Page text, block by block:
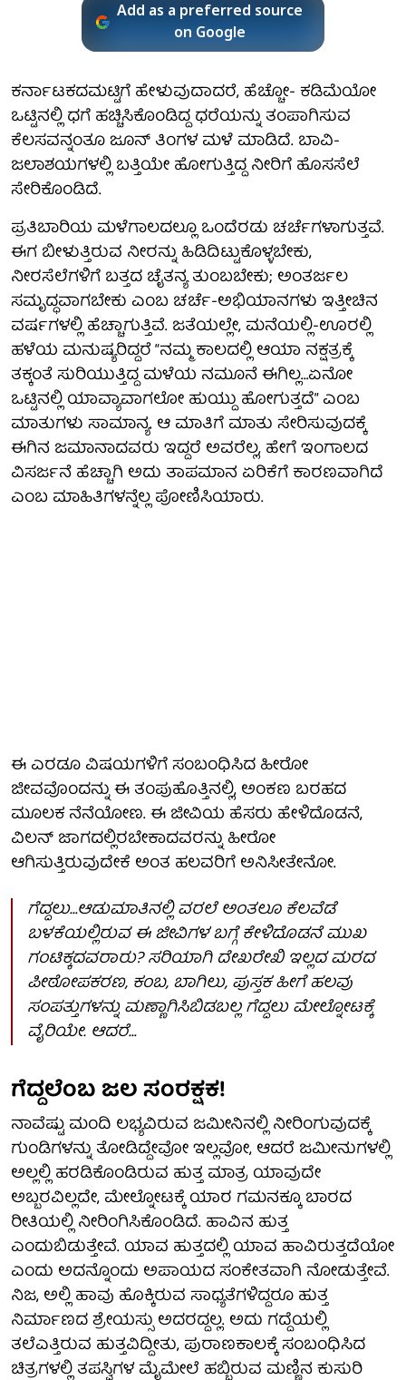
Add as a preferred source
on Google
ಕರ್ನಾಟಕದಮಟ್ಟಿಗೆ ಹೇಳುವುದಾದರೆ, ಹೆಚ್ಚೋ- ಕಡಿಮೆಯೋ
ಒಟ್ಟಿನಲ್ಲಿ ಧಗೆ ಹಚ್ಚಿಸಿಕೊಂಡಿದ್ದ ಧರೆಯನ್ನು ತಂಪಾಗಿಸುವ
ಕೆಲಸವನ್ನಂತೂ ಜೂನ್ ತಿಂಗಳ ಮಳೆ ಮಾಡಿದೆ. ಬಾವಿ-
ಜಲಾಶಯಗಳಲ್ಲಿ ಬತ್ತಿಯೇ ಹೋಗುತ್ತಿದ್ದ ನೀರಿಗೆ ಹೊಸಸೆಲೆ
ಸೇರಿಕೊಂಡಿದೆ.
ಪ್ರತಿಬಾರಿಯ ಮಳೆಗಾಲದಲ್ಲೂ ಒಂದೆರಡು ಚರ್ಚೆಗಳಾಗುತ್ತವೆ.
ಈಗ ಬೀಳುತ್ತಿರುವ ನೀರನ್ನು ಹಿಡಿದಿಟ್ಟುಕೊಳ್ಳಬೇಕು,
ನೀರಸೆಲೆಗಳಿಗೆ ಬತ್ತದ ಚೈತನ್ಯ ತುಂಬಬೇಕು; ಅಂತರ್ಜಲ
ಸಮೃದ್ಧವಾಗಬೇಕು ಎಂಬ ಚರ್ಚೆ-ಅಭಿಯಾನಗಳು ಇತ್ತೀಚಿನ
ವರ್ಷಗಳಲ್ಲಿ ಹೆಚ್ಚಾಗುತ್ತಿವೆ. ಜತೆಯಲ್ಲೇ, ಮನೆಯಲ್ಲಿ-ಊರಲ್ಲಿ
ಹಳೆಯ ಮನುಷ್ಯರಿದ್ದರೆ “ನಮ್ಮ ಕಾಲದಲ್ಲಿ ಆಯಾ ನಕ್ಷತ್ರಕ್ಕೆ
ತಕ್ಕಂತೆ ಸುರಿಯುತ್ತಿದ್ದ ಮಳೆಯ ನಮೂನೆ ಈಗಿಲ್ಲ…ಏನೋ
ಒಟ್ಟಿನಲ್ಲಿ ಯಾವ್ಯಾವಾಗಲೋ ಹುಯ್ದು ಹೋಗುತ್ತದೆ” ಎಂಬ
ಮಾತುಗಳು ಸಾಮಾನ್ಯ. ಆ ಮಾತಿಗೆ ಮಾತು ಸೇರಿಸುವುದಕ್ಕೆ
ಈಗಿನ ಜಮಾನಾದವರು ಇದ್ದರೆ ಅವರೆಲ್ಲ, ಹೇಗೆ ಇಂಗಾಲದ
ವಿಸರ್ಜನೆ ಹೆಚ್ಚಾಗಿ ಅದು ತಾಪಮಾನ ಏರಿಕೆಗೆ ಕಾರಣವಾಗಿದೆ
ಎಂಬ ಮಾಹಿತಿಗಳನ್ನೆಲ್ಲ ಪೋಣಿಸಿಯಾರು.
ಈ ಎರಡೂ ವಿಷಯಗಳಿಗೆ ಸಂಬಂಧಿಸಿದ ಹೀರೋ
ಜೀವವೊಂದನ್ನು ಈ ತಂಪುಹೊತ್ತಿನಲ್ಲಿ, ಅಂಕಣ ಬರಹದ
ಮೂಲಕ ನೆನೆಯೋಣ. ಈ ಜೀವಿಯ ಹೆಸರು ಹೇಳಿದೊಡನೆ,
ವಿಲನ್ ಜಾಗದಲ್ಲಿರಬೇಕಾದವರನ್ನು ಹೀರೋ
ಆಗಿಸುತ್ತಿರುವುದೇಕೆ ಅಂತ ಹಲವರಿಗೆ ಅನಿಸೀತೇನೋ.
ಗೆದ್ದಲು…ಆಡುಮಾತಿನಲ್ಲಿ ವರಲೆ ಅಂತಲೂ ಕೆಲವೆಡೆ
ಬಳಕೆಯಲ್ಲಿರುವ ಈ ಜೀವಿಗಳ ಬಗ್ಗೆ ಕೇಳಿದೊಡನೆ ಮುಖ
ಗಂಟಿಕ್ಕದವರಾರು? ಸರಿಯಾಗಿ ದೇಖರೇಖಿ ಇಲ್ಲದ ಮರದ
ಪೀಠೋಪಕರಣ, ಕಂಬ, ಬಾಗಿಲು, ಪುಸ್ತಕ ಹೀಗೆ ಹಲವು
ಸಂಪತ್ತುಗಳನ್ನು ಮಣ್ಣಾಗಿಸಿಬಿಡಬಲ್ಲ ಗೆದ್ದಲು ಮೇಲ್ನೋಟಕ್ಕೆ
ವೈರಿಯೇ. ಆದರೆ…
ಗೆದ್ದಲೆಂಬ ಜಲ ಸಂರಕ್ಷಕ!
ನಾವೆಷ್ಟು ಮಂದಿ ಲಭ್ಯವಿರುವ ಜಮೀನಿನಲ್ಲಿ ನೀರಿಂಗುವುದಕ್ಕೆ
ಗುಂಡಿಗಳನ್ನು ತೋಡಿದ್ದೇವೋ ಇಲ್ಲವೋ, ಆದರೆ ಜಮೀನುಗಳಲ್ಲಿ
ಅಲ್ಲಲ್ಲಿ ಹರಡಿಕೊಂಡಿರುವ ಹುತ್ತ ಮಾತ್ರ ಯಾವುದೇ
ಅಬ್ಬರವಿಲ್ಲದೇ, ಮೇಲ್ನೋಟಕ್ಕೆ ಯಾರ ಗಮನಕ್ಕೂ ಬಾರದ
ರೀತಿಯಲ್ಲಿ ನೀರಿಂಗಿಸಿಕೊಂಡಿದೆ. ಹಾವಿನ ಹುತ್ತ
ಎಂದುಬಿಡುತ್ತೇವೆ. ಯಾವ ಹುತ್ತದಲ್ಲಿ ಯಾವ ಹಾವಿರುತ್ತದೆಯೋ
ಎಂದು ಅದನ್ನೊಂದು ಅಪಾಯದ ಸಂಕೇತವಾಗಿ ನೋಡುತ್ತೇವೆ.
ನಿಜ, ಅಲ್ಲಿ ಹಾವು ಹೊಕ್ಕಿರುವ ಸಾಧ್ಯತೆಗಳಿದ್ದರೂ ಹುತ್ತ
ನಿರ್ಮಾಣದ ಶ್ರೇಯಸ್ಸು ಅದರದ್ದಲ್ಲ. ಅದು ಗದ್ದೆಯಲ್ಲಿ
ತಲೆಎತ್ತಿರುವ ಹುತ್ತವಿದ್ದೀತು, ಪುರಾಣಕಾಲಕ್ಕೆ ಸಂಬಂಧಿಸಿದ
ಚಿತ್ರಗಳಲ್ಲಿ ತಪಸ್ವಿಗಳ ಮೈಮೇಲೆ ಹಬ್ಬಿರುವ ಮಣ್ಣಿನ ಕುಸುರಿ